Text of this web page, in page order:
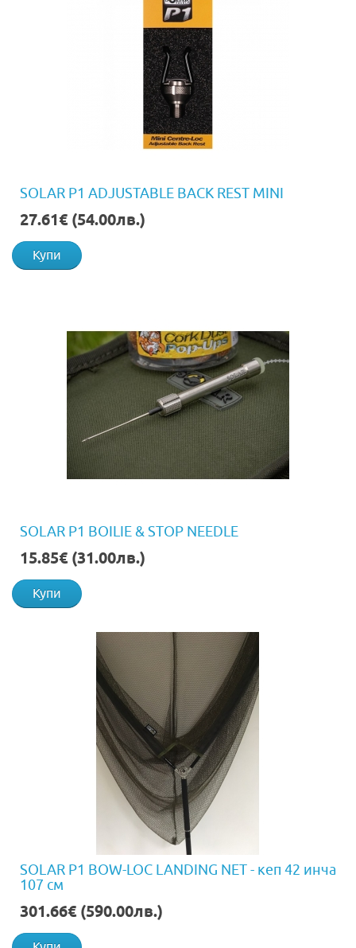
SOLAR P1 ADJUSTABLE BACK REST MINI
27.61€ (54.00лв.)
Купи
SOLAR P1 BOILIE & STOP NEEDLE
15.85€ (31.00лв.)
Купи
SOLAR P1 BOW-LOC LANDING NET - кеп 42 инча
107 см
301.66€ (590.00лв.)